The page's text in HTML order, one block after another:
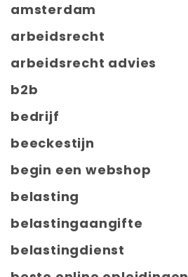
amsterdam
arbeidsrecht
arbeidsrecht advies
b2b
bedrijf
beeckestijn
begin een webshop
belasting
belastingaangifte
belastingdienst